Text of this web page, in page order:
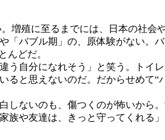
殖に至るまでには、日本の社会
バブル期」の、原体験がない。
んどだ。
自分になれそう」と笑う。トイ
と思えないのだ。だからせめて
ないのも、傷つくのが怖いから
族や友達は、きっと守ってくれ